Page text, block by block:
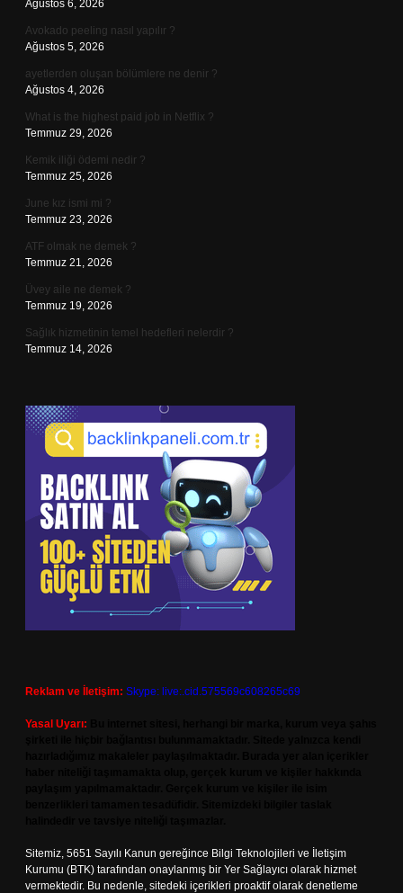
Ağustos 6, 2026
Avokado peeling nasıl yapılır ?
Ağustos 5, 2026
ayetlerden oluşan bölümlere ne denir ?
Ağustos 4, 2026
What is the highest paid job in Netflix ?
Temmuz 29, 2026
Kemik iliği ödemi nedir ?
Temmuz 25, 2026
June kız ismi mi ?
Temmuz 23, 2026
ATF olmak ne demek ?
Temmuz 21, 2026
Üvey aile ne demek ?
Temmuz 19, 2026
Sağlık hizmetinin temel hedefleri nelerdir ?
Temmuz 14, 2026
Reklam ve İletişim: Skype: live:.cid.575569c608265c69
Yasal Uyarı:
Sitemiz, 5651 Sayılı Kanun gereğince Bilgi Teknolojileri ve İletişim
Kurumu (BTK) tarafından onaylanmış bir Yer Sağlayıcı olarak hizmet
vermektedir. Bu nedenle, sitedeki içerikleri proaktif olarak denetleme